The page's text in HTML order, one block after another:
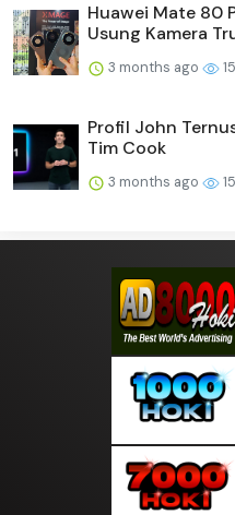
Huawei Mate 80
Usung Kamera
3 months ago
Profil John
Tim Cook
3 months ago